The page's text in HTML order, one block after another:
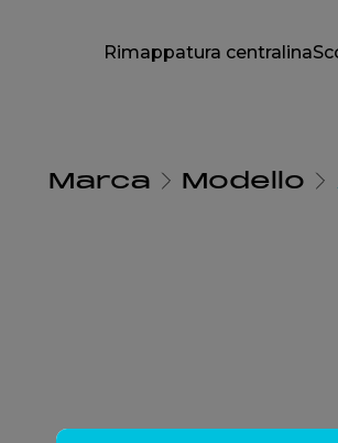
Rimappatura centralina
Marca Modello